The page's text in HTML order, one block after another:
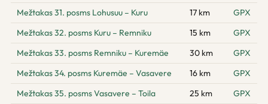
Mežtakas 31. posms Lohusuu – Kuru 17 km
GPX
Mežtakas 32. posms Kuru – Remniku
15 km
GPX
Mežtakas 33. posms Remniku – Kuremäe
30 km
GPX
Mežtakas 34. posms Kuremäe – Vasavere
16 km
GPX
Mežtakas 35. posms Vasavere – Toila
25 km
GPX